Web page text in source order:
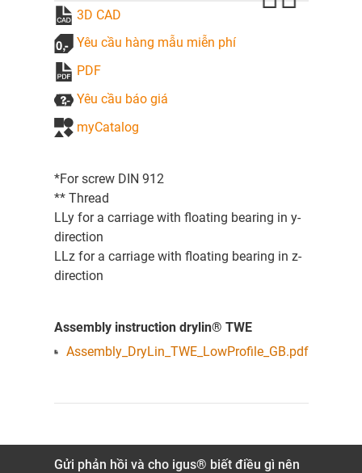
3D CAD
Yêu cầu hàng mẫu miễn phí
PDF
Yêu cầu báo giá
myCatalog
*For screw DIN 912
** Thread
LLy for a carriage with floating bearing in y-
direction
LLz for a carriage with floating bearing in z-
direction
Assembly instruction drylin® TWE
Assembly_DryLin_TWE_LowProfile_GB.pdf
Gửi phản hồi và cho igus® biết điều gì nên